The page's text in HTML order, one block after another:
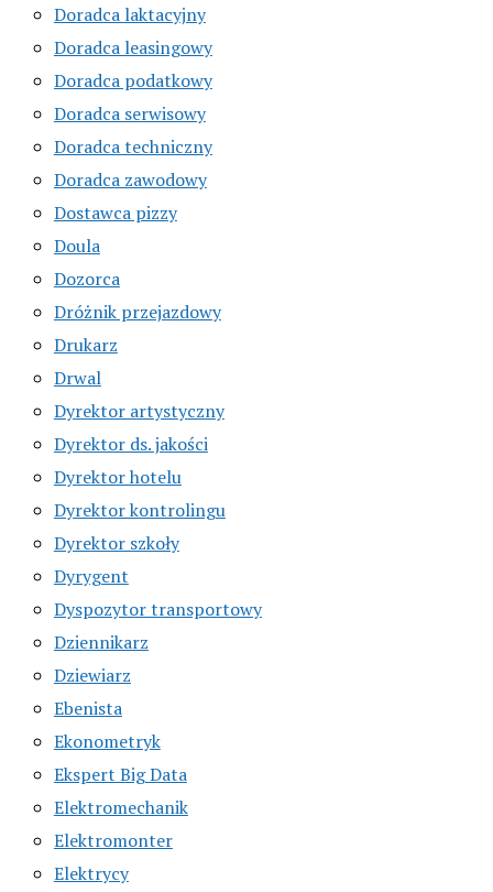
Doradca laktacyjny
Doradca leasingowy
Doradca podatkowy
Doradca serwisowy
Doradca techniczny
Doradca zawodowy
Dostawca pizzy
Doula
Dozorca
Dróżnik przejazdowy
Drukarz
Drwal
Dyrektor artystyczny
Dyrektor ds. jakości
Dyrektor hotelu
Dyrektor kontrolingu
Dyrektor szkoły
Dyrygent
Dyspozytor transportowy
Dziennikarz
Dziewiarz
Ebenista
Ekonometryk
Ekspert Big Data
Elektromechanik
Elektromonter
Elektrycy